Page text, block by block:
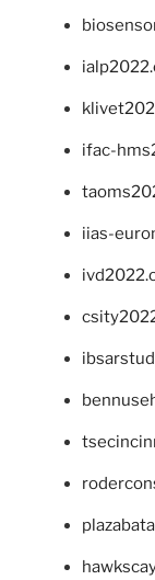
ifac-
iias-